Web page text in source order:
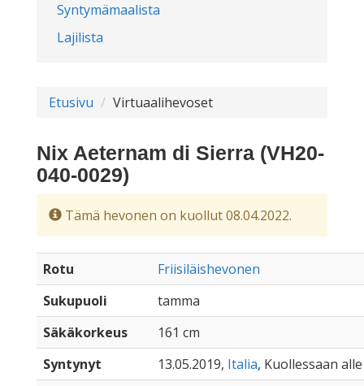
Syntymämaalista
Lajilista
Etusivu Virtuaalihevoset
Nix Aeternam di Sierra (VH20-
040-0029)
Tämä hevonen on kuollut 08.04.2022.
Rotu
Friisiläishevonen
Sukupuoli
tamma
Säkäkorkeus
161 cm
Syntynyt
13.05.2019, Italia, Kuollessaan